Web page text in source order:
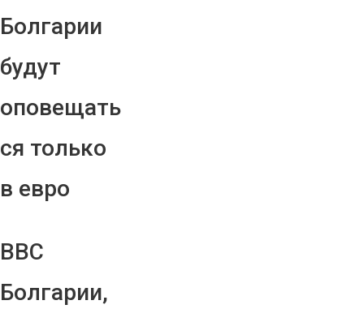
Болгарии
будут
оповещать
ся только
в евро
ВВС
Болгарии,